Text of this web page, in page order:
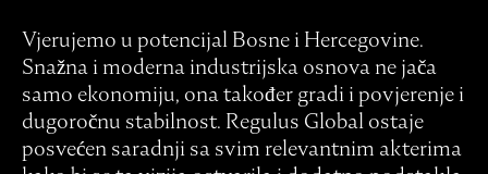
Vjerujemo u potencijal Bosne i Hercegovine.
Snažna i moderna industrijska osnova ne jača
samo ekonomiju, ona također gradi i povjerenje i
dugoročnu stabilnost. Regulus Global ostaje
posvećen saradnji sa svim relevantnim akterima